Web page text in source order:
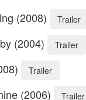
(2008)
Trailer
(2004) Trailer
Trailer
(2006) Trailer